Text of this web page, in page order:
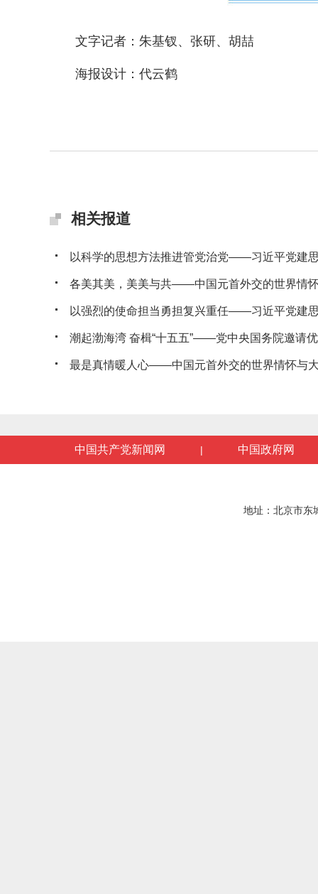
文字记者：朱基钗、张研、胡喆
海报设计：代云鹤
相关报道
以科学的思想方法推进管党治党——习近平党建
各美其美，美美与共——中国元首外交的世界情
以强烈的使命担当勇担复兴重任——习近平党建
潮起渤海湾 奋楫“十五五”——党中央国务院邀请
最是真情暖人心——中国元首外交的世界情怀与
中国共产党新闻网 | 中国政府网
地址：北京市东